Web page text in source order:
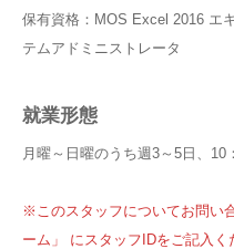
保有資格：MOS Excel 2016 エ
テムアドミニストレータ
就業形態
月曜～日曜のうち週3～5日、10
※このスタッフについてお問い
ーム」 にスタッフIDをご記入く